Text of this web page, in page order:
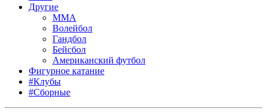
Другие
MMA
Волейбол
Гандбол
Бейсбол
Американский футбол
Фигурное катание
#Клубы
#Сборные